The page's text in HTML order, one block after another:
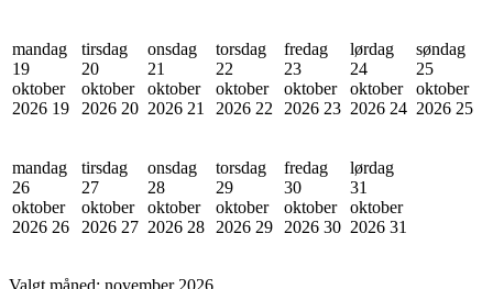
mandag
19
oktober
2026 19
tirsdag
20
oktober
2026 20
onsdag
21
oktober
2026 21
torsdag
22
oktober
2026 22
fredag
23
oktober
2026 23
lørdag
24
oktober
2026 24
søndag
25
oktober
2026 25
mandag
26
oktober
2026 26
tirsdag
27
oktober
2026 27
onsdag
28
oktober
2026 28
torsdag
29
oktober
2026 29
fredag
30
oktober
2026 30
lørdag
31
oktober
2026 31
Valgt måned: november 2026